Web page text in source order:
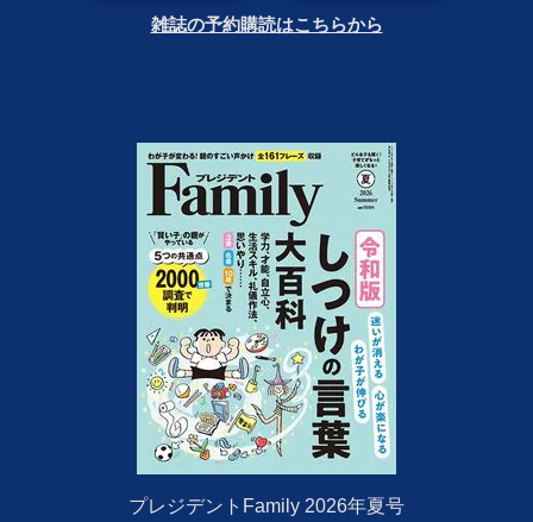
雑誌の予約購読はこちらから
プレジデントFamily 2026年夏号